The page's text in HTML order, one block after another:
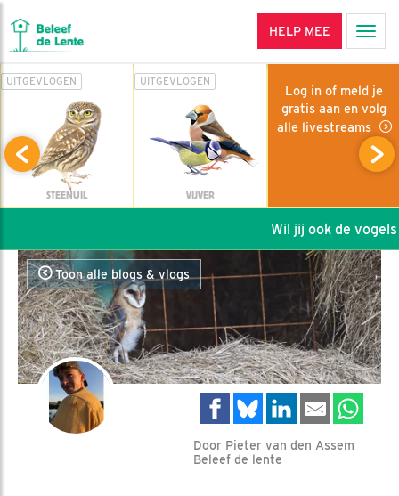
HELP MEE
UITGEVLOGEN
STEENUIL
UITGEVLOGEN
VIJVER
Log in of meld je
gratis aan en volg
alle livestreams
Wil jij ook de vogels
Toon alle blogs & vlogs
Door Pieter van den Assem
Beleef de lente